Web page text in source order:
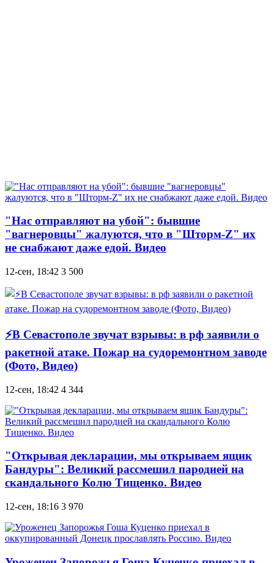
"Нас отправляют на убой": бывшие
"вагнеровцы" жалуются, что в "Шторм-Z" их
не снабжают даже едой. Видео
12-сен, 18:42 3 500
⚡В Севастополе звучат взрывы: в рф заявили о
ракетной атаке. Пожар на судоремонтном заводе
(Фото, Видео)
12-сен, 18:42 4 344
"Открывая декларации, мы открываем ящик
Бандуры": Великий рассмешил пародией на
скандального Колю Тищенко. Видео
12-сен, 18:16 3 970